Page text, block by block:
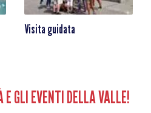
Visita guidata
GLI EVENTI DELLA VALLE!